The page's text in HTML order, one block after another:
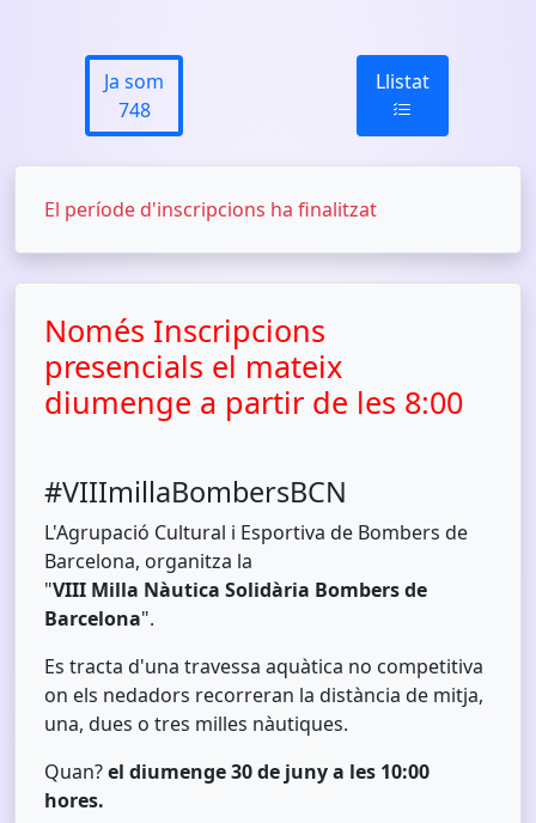
Ja som
748
Llistat
El període d'inscripcions ha finalitzat
Només Inscripcions
presencials el mateix
diumenge a partir de les 8:00
#VIIImillaBombersBCN
L'Agrupació Cultural i Esportiva de Bombers de
Barcelona, organitza la
"VIII Milla Nàutica Solidària Bombers de
Barcelona".
Es tracta d'una travessa aquàtica no competitiva
on els nedadors recorreran la distància de mitja,
una, dues o tres milles nàutiques.
Quan?el diumenge 30 de juny a les 10:00
hores.